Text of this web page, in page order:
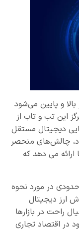
بالا و پایین می‌شود
این تب و تاب از
دیجیتال مستقل
چالش‌های منحصر
ارائه می دهد که
حدودی در مورد نحوه
ارز دیجیتال
راحت در بازارها
در اقتصاد تجاری